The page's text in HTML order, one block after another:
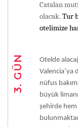
Catalan
olacak.Tur
otelimize
3. GÜN
Otelde
Valencia’ya
nüfus
büyük
şehirde